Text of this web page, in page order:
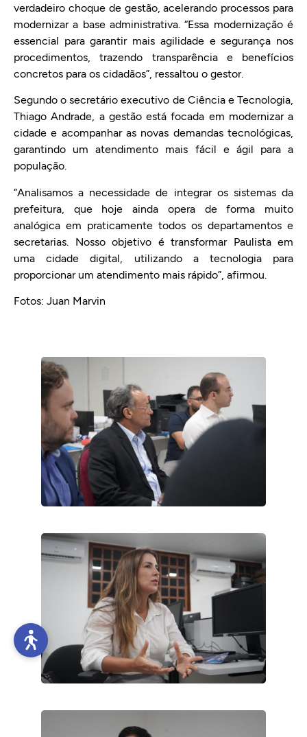
verdadeiro choque de gestão, acelerando processos para
modernizar a base administrativa. “Essa modernização é
essencial para garantir mais agilidade e segurança nos
procedimentos, trazendo transparência e benefícios
concretos para os cidadãos”, ressaltou o gestor.
Segundo o secretário executivo de Ciência e Tecnologia,
Thiago Andrade, a gestão está focada em modernizar a
cidade e acompanhar as novas demandas tecnológicas,
garantindo um atendimento mais fácil e ágil para a
população.
“Analisamos a necessidade de integrar os sistemas da
prefeitura, que hoje ainda opera de forma muito
analógica em praticamente todos os departamentos e
secretarias. Nosso objetivo é transformar Paulista em
uma cidade digital, utilizando a tecnologia para
proporcionar um atendimento mais rápido”, afirmou.
Fotos: Juan Marvin